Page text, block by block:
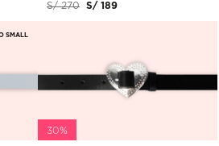
S/ 270
S/ 189
SMALL
30%